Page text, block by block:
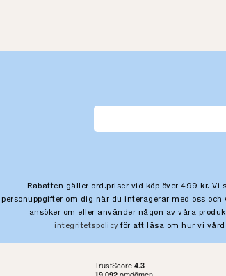
Rabatten gäller ord.priser vid köp över 499 kr. Vi
personuppgifter om dig när du interagerar med oss och
ansöker om eller använder någon av våra
integritetspolicy för att läsa om hur vi